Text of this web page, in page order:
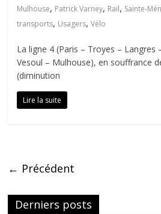
Mulhouse, Patrick Varney, Rail, Sainte-
transports, Usagers,Vélo
La ligne 4 (Paris – Troyes – Langres
Vesoul – Mulhouse), en souffrance
(diminution
Lire la suite
← Précédent
Derniers posts